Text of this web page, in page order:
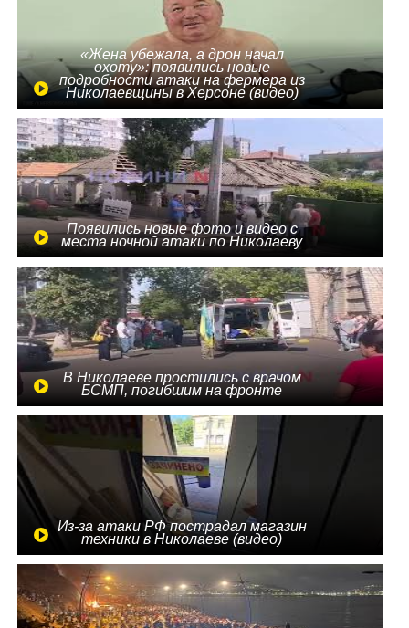
«Жена убежала, а дрон начал
охоту»: появились новые
подробности атаки на фермера из
Николаевщины в Херсоне (видео)
Появились новые фото и видео с
места ночной атаки по Николаеву
В Николаеве простились с врачом
БСМП, погибшим на фронте
Из-за атаки РФ пострадал магазин
техники в Николаеве (видео)